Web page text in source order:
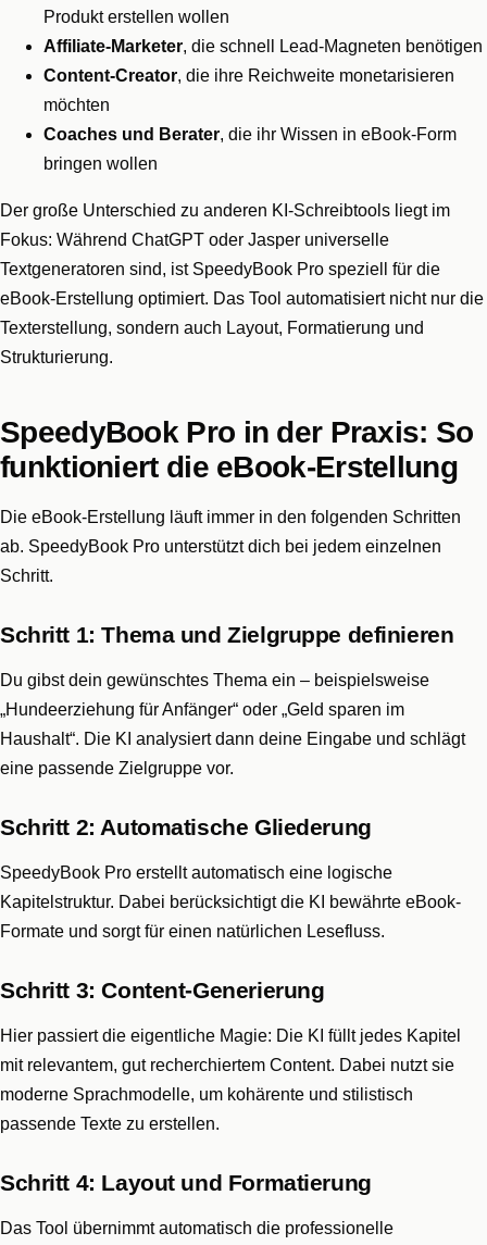
Produkt erstellen wollen
Affiliate-Marketer, die schnell Lead-Magneten benötigen
Content-Creator, die ihre Reichweite monetarisieren
möchten
Coaches und Berater, die ihr Wissen in eBook-Form
bringen wollen
Der große Unterschied zu anderen KI-Schreibtools liegt im
Fokus: Während ChatGPT oder Jasper universelle
Textgeneratoren sind, ist SpeedyBook Pro speziell für die
eBook-Erstellung optimiert. Das Tool automatisiert nicht nur die
Texterstellung, sondern auch Layout, Formatierung und
Strukturierung.
SpeedyBook Pro in der Praxis: So
funktioniert die eBook-Erstellung
Die eBook-Erstellung läuft immer in den folgenden Schritten
ab. SpeedyBook Pro unterstützt dich bei jedem einzelnen
Schritt.
Schritt 1: Thema und Zielgruppe definieren
Du gibst dein gewünschtes Thema ein – beispielsweise
„Hundeerziehung für Anfänger“ oder „Geld sparen im
Haushalt“. Die KI analysiert dann deine Eingabe und schlägt
eine passende Zielgruppe vor.
Schritt 2: Automatische Gliederung
SpeedyBook Pro erstellt automatisch eine logische
Kapitelstruktur. Dabei berücksichtigt die KI bewährte eBook-
Formate und sorgt für einen natürlichen Lesefluss.
Schritt 3: Content-Generierung
Hier passiert die eigentliche Magie: Die KI füllt jedes Kapitel
mit relevantem, gut recherchiertem Content. Dabei nutzt sie
moderne Sprachmodelle, um kohärente und stilistisch
passende Texte zu erstellen.
Schritt 4: Layout und Formatierung
Das Tool übernimmt automatisch die professionelle